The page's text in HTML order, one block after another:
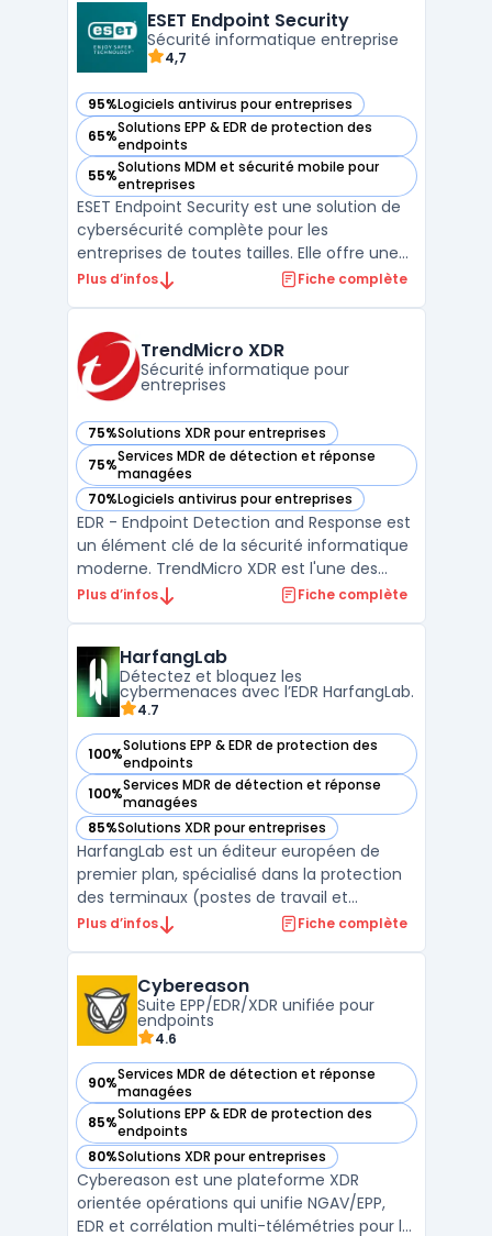
contre les ransomwares en une seule
plateforme facile ...
ESET Endpoint Security
Sécurité informatique entreprise
4,7
95%Logiciels antivirus pour entreprises
— voir ESET Endpoint Security dans cette catégorie
65%Solutions EPP & EDR de protection des
endpoints
— voir ESET Endpoint Security dans cette catégorie
55%Solutions MDM et sécurité mobile pour
entreprises
— voir ESET Endpoint Security dans cette catégorie
ESET Endpoint Security est une solution de
cybersécurité complète pour les
entreprises de toutes tailles. Elle offre une
protection multicouche contre les
attaques de phishing. La solution intègre
également une gamme de ...
Plus d’infos Fiche complète
TrendMicro XDR
Sécurité informatique pour
entreprises
75%Solutions XDR pour entreprises
— voir TrendMicro XDR dans cette catégorie
75%Services MDR de détection et réponse
managées
— voir TrendMicro XDR dans cette catégorie
70%Logiciels antivirus pour entreprises
— voir TrendMicro XDR dans cette catégorie
EDR - Endpoint Detection and Response est
un élément clé de la sécurité informatique
moderne. TrendMicro XDR est l'une des
solutions les plus avancées sur le marché
qu'une corrélation intelligente des
événements pour ...
Plus d’infos Fiche complète
HarfangLab
Détectez et bloquez les
cybermenaces avec l’EDR HarfangLab.
4.7
100%Solutions EPP & EDR de protection des
endpoints
— voir HarfangLab dans cette catégorie
100%Services MDR de détection et réponse
managées
— voir HarfangLab dans cette catégorie
85%Solutions XDR pour entreprises
— voir HarfangLab dans cette catégorie
HarfangLab est un éditeur européen de
premier plan, spécialisé dans la protection
des terminaux (postes de travail et
serveurs sous Windows, Linux et macOS).
exigeants, tout en garantissant la
souveraineté des d ...
Plus d’infos Fiche complète
Cybereason
Suite EPP/EDR/XDR unifiée pour
endpoints
4.6
90%Services MDR de détection et réponse
managées
— voir Cybereason dans cette catégorie
85%Solutions EPP & EDR de protection des
endpoints
— voir Cybereason dans cette catégorie
80%Solutions XDR pour entreprises
— voir Cybereason dans cette catégorie
Cybereason est une plateforme XDR
orientée opérations qui unifie NGAV/EPP,
EDR et corrélation multi-télémétries pour la